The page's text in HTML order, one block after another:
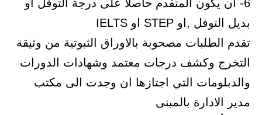
6- ان يكون المتقدم حاصلاً على درجة التوفل او
بديل التوفل ,او STEP او IELTS
تقدم الطلبات مصحوبة بالاوراق الثبوتية من وثيقة
التخرج وكشف درجات معتمد وشهادات الدورات
والدبلومات التي اجتازها ان وجدت الى مكتب
مدير الادارة بالمبنى